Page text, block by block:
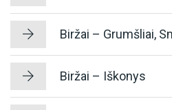
Biržai – Grumšliai,
Biržai – Iškonys